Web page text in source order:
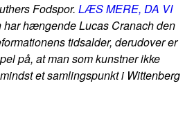
Fodspor. LÆS MERE, DA VI
har hængende Lucas Cranach den
tidsalder, derudover er
på, at man som kunstner ikke
et samlingspunkt i Wittenberg